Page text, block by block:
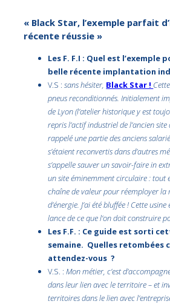
« Black Star, l’exemple parfait
récente réussie »
Les F. F.I : Quel est l’exemple
belle récente implantation
V.S :sans hésiter, Black Star !
pneus reconditionnés. Initialement
de Lyon (l’atelier historique y est
repris l’actif industriel de l’ancien
rappelé une partie des anciens
s’étaient reconvertis dans d’autres
s’appelle sauver un savoir-faire in
un site éminemment circulaire : tout
chaîne de valeur pour réemployer la
d’énergie. J’ai été bluffée ! Cette
lance de ce que l’on doit construire
Les F.F. : Ce guide est sorti
semaine. Quelles retombées
attendez-vous ?
V.S. :Mon métier, c’est
dans leur lien avec le territoire – et
territoires dans le lien avec